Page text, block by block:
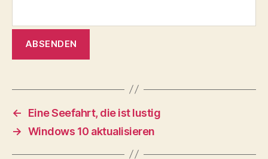
←
Eine Seefahrt, die ist lustig
→ Windows 10 aktualisieren